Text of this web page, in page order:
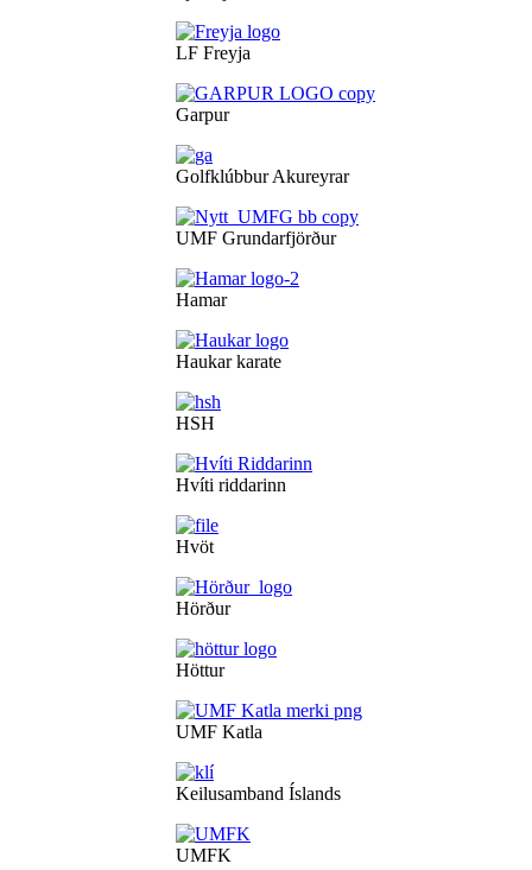
LF Freyja
Garpur
Golfklúbbur Akureyrar
UMF Grundarfjörður
Hamar
Haukar karate
HSH
Hvíti riddarinn
Hvöt
Hörður
Höttur
UMF Katla
Keilusamband Íslands
UMFK